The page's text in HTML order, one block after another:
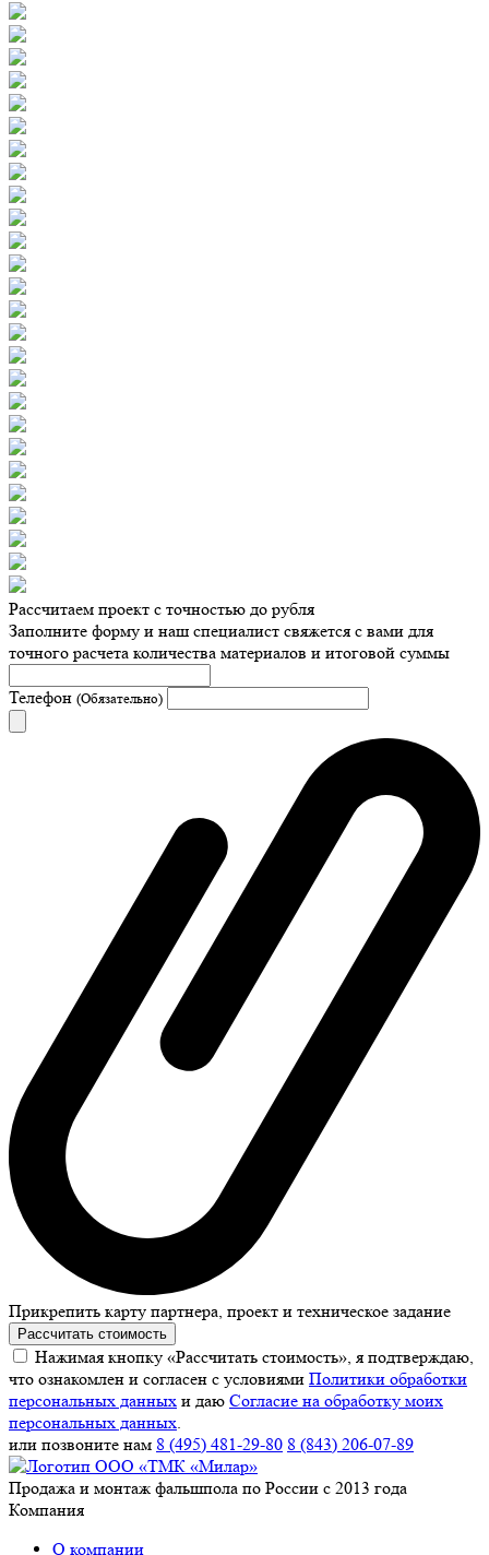
Рассчитаем проект с точностью до рубля
Заполните форму и наш специалист свяжется с вами для
точного расчета количества материалов и итоговой суммы
Телефон (Обязательно)
Прикрепить карту партнера, проект и техническое задание
Рассчитать стоимость
Нажимая кнопку «Рассчитать стоимость», я подтверждаю,
что ознакомлен и согласен с условиями Политики обработки
персональных данных и даю Согласие на обработку моих
персональных данных.
или позвоните нам 8 (495) 481-29-80 8 (843) 206-07-89
Продажа и монтаж фальшпола по России с 2013 года
Компания
О компании